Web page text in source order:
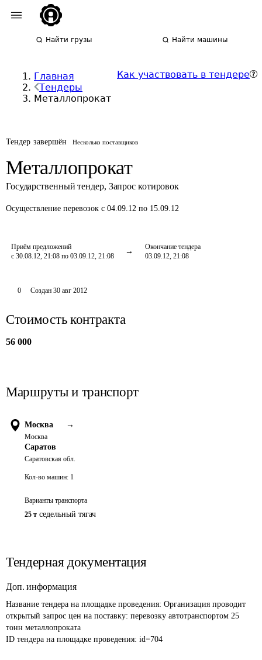
Найти грузы Найти машины
Главная
Тендеры
Металлопрокат
Как участвовать в тендере
Тендер завершён Несколько поставщиков
Металлопрокат
Государственный тендер, Запрос котировок
Осуществление перевозок с 04.09.12 по 15.09.12
Приём предложений
с 30.08.12, 21:08 по 03.09.12, 21:08
Окончание тендера
03.09.12, 21:08
0 Создан 30 авг 2012
Стоимость контракта
56 000
Маршруты и транспорт
Москва →
Москва
Саратов
Саратовская обл.
Кол-во машин: 1
Варианты транспорта
25 т седельный тягач
Тендерная документация
Доп. информация
Название тендера на площадке проведения: Организация проводит
открытый запрос цен на поставку: перевозку автотранспортом 25
тонн металлопроката
ID тендера на площадке проведения: id=704